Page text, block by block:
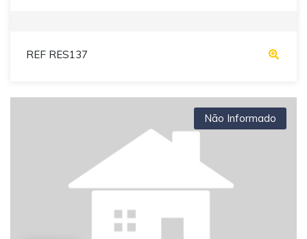
REF RES137
Não Informado